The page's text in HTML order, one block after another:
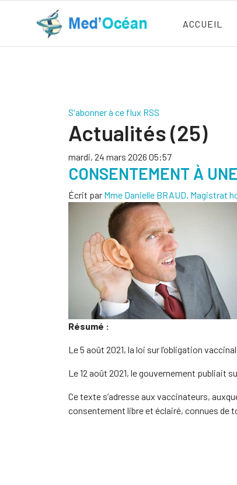
ACCUEIL
S'abonner à ce flux RSS
Actualités (25)
mardi, 24 mars 2026 05:57
CONSENTEMENT À
Écrit par Mme Danielle BRAUD, Magistrat
Résumé :
Le 5 août 2021, la loi sur l’obligation
Le 12 août 2021, le gouvernement publiait
Ce texte s’adresse aux vaccinateurs,
consentement libre et éclairé, connues de